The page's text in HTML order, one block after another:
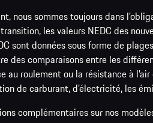
nous sommes toujours dans
les valeurs NEDC des
sont données sous forme de
des comparaisons entre les
au roulement ou la résistance à
de carburant, d’électricité, les
complémentaires sur nos